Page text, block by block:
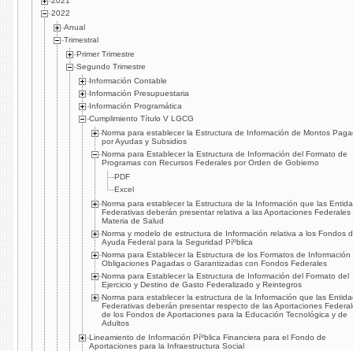
2022
Anual
Trimestral
Primer Trimestre
Segundo Trimestre
Información Contable
Información Presupuestaria
Información Programática
Cumplimiento Tí­tulo V LGCG
Norma para establecer la Estructura de Información de Montos
por Ayudas y Subsidios
Norma para Establecer la Estructura de Información del Formato de
Programas con Recursos Federales por Orden de Gobierno
PDF
Excel
Norma para establecer la Estructura de la Información que las
Federativas deberán presentar relativa a las Aportaciones Federales
Materia de Salud
Norma y modelo de estructura de Información relativa a los Fondos
Ayuda Federal para la Seguridad Píºblica
Norma para Establecer la Estructura de los Formatos de Información
Obligaciones Pagadas o Garantizadas con Fondos Federales
Norma para Establecer la Estructura de Información del Formato del
Ejercicio y Destino de Gasto Federalizado y Reintegros
Norma para establecer la estructura de la Información que las
Federativas deberán presentar respecto de las Aportaciones
de los Fondos de Aportaciones para la Educación Tecnológica y de
Adultos
Lineamiento de Información Píºblica Financiera para el Fondo de
Aportaciones para la Infraestructura Social